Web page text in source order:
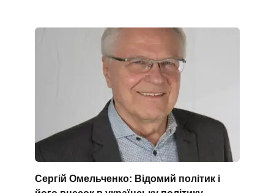
Сергій Омельченко: Відомий політик і